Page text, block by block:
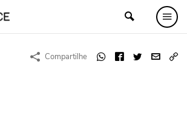
Compartilhe